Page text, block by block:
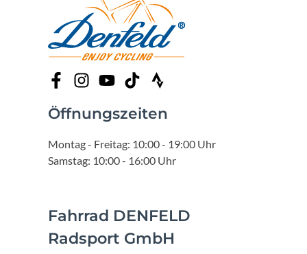
Öffnungszeiten
Montag - Freitag: 10:00 - 19:00 Uhr
Samstag: 10:00 - 16:00 Uhr
Fahrrad DENFELD
Radsport GmbH